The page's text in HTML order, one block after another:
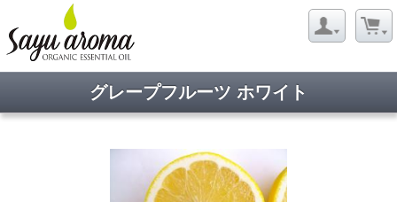
グレープフルーツ ホワイト